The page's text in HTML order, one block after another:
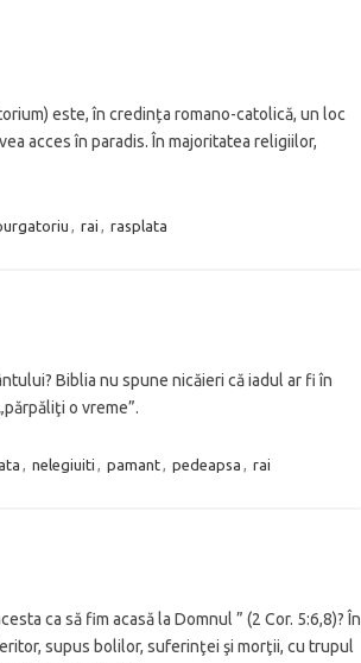
este, în credința romano-catolică, un loc
acces în paradis. În majoritatea religiilor,
, rai , rasplata
Biblia nu spune nicăieri că iadul ar fi în
o vreme”.
, nelegiuiti , pamant, pedeapsa , rai
ca să fim acasă la Domnul ” (2 Cor. 5:6,8)? În
supus bolilor, suferinţei şi morţii, cu trupul